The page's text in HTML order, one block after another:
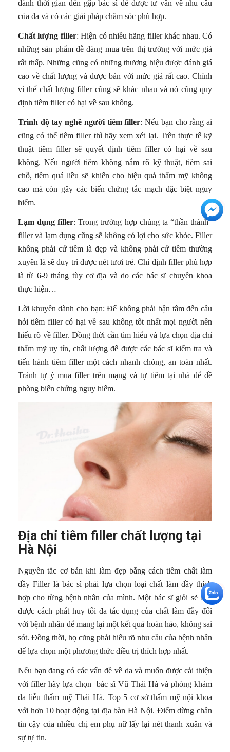
dành thời gian đến gặp bác sĩ để được tư vấn về nhu cầu
của da và có các giải pháp chăm sóc phù hợp.
Chất lượng filler: Hiện có nhiều hãng filler khác nhau. Có
những sản phẩm dễ dàng mua trên thị trường với mức giá
rất thấp. Những cũng có những thương hiệu được đánh giá
cao về chất lượng và được bán với mức giá rất cao. Chính
vì thế chất lượng filler cũng sẽ khác nhau và nó cũng quy
định tiêm filler có hại về sau không.
Trình độ tay nghề người tiêm filler: Nếu bạn cho rằng ai
cũng có thể tiêm filler thì hãy xem xét lại. Trên thực tế kỹ
thuật tiêm filler sẽ quyết định tiêm filler có hại về sau
không. Nếu người tiêm không nắm rõ kỹ thuật, tiêm sai
chỗ, tiêm quá liều sẽ khiến cho hiệu quả thẩm mỹ không
cao mà còn gây các biến chứng tắc mạch đặc biệt nguy
hiểm.
Lạm dụng filler: Trong trường hợp chúng ta “thần thánh”
filler và lạm dụng cũng sẽ không có lợi cho sức khỏe. Filler
không phải cứ tiêm là đẹp và không phải cứ tiêm thường
xuyên là sẽ duy trì được nét tươi trẻ. Chỉ định filler phù hợp
là từ 6-9 tháng tùy cơ địa và do các bác sĩ chuyên khoa
thực hiện…
Lời khuyên dành cho bạn: Để không phải bận tâm đến câu
hỏi tiêm filler có hại về sau không tốt nhất mọi người nên
hiểu rõ về filler. Đồng thời cần tìm hiểu và lựa chọn địa chỉ
thẩm mỹ uy tín, chất lượng để được các bác sĩ kiểm tra và
tiến hành tiêm filler một cách nhanh chóng, an toàn nhất.
Tránh tự ý mua filler trên mạng và tự tiêm tại nhà để đề
phòng biến chứng nguy hiểm.
Địa chỉ tiêm filler chất lượng tại
Hà Nội
Nguyên tắc cơ bản khi làm đẹp bằng cách tiêm chất làm
đầy Filler là bác sĩ phải lựa chọn loại chất làm đầy thích
hợp cho từng bệnh nhân của mình. Một bác sĩ giỏi sẽ biết
được cách phát huy tối đa tác dụng của chất làm đầy đối
với bệnh nhân để mang lại một kết quả hoàn hảo, không sai
sót. Đồng thời, họ cũng phải hiểu rõ nhu cầu của bệnh nhân
để lựa chọn một phương thức điều trị thích hợp nhất.
Nếu bạn đang có các vấn đề về da và muốn được cải thiện
với filler hãy lựa chọn bác sĩ Vũ Thái Hà và phòng khám
da liễu thẩm mỹ Thái Hà. Top 5 cơ sở thẩm mỹ nội khoa
với hơn 10 hoạt động tại địa bàn Hà Nội. Điểm dừng chân
tin cậy của nhiều chị em phụ nữ lấy lại nét thanh xuân và
sự tự tin.
+3
+5